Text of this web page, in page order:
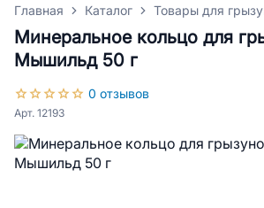
Главная Каталог Товары для
Минеральное кольцо для
Мышильд 50 г
0 отзывов
Арт. 12193